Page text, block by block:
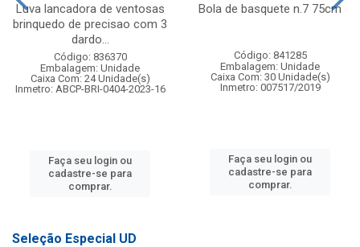
Luva lancadora de ventosas
brinquedo de precisao com 3
dardo...
Código: 836370
Embalagem: Unidade
Caixa Com: 24 Unidade(s)
Inmetro: ABCP-BRI-0404-2023-16
Faça seu login ou
cadastre-se para
comprar.
Bola de basquete n.7 75cm
Código: 841285
Embalagem: Unidade
Caixa Com: 30 Unidade(s)
Inmetro: 007517/2019
Faça seu login ou
cadastre-se para
comprar.
Seleção Especial UD